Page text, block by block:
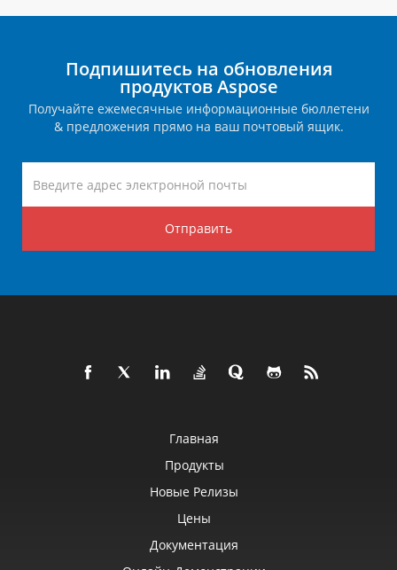
Подпишитесь на обновления
продуктов Aspose
Получайте ежемесячные информационные бюллетени
& предложения прямо на ваш почтовый ящик.
Отправить
Главная
Продукты
Новые Релизы
Цены
Документация